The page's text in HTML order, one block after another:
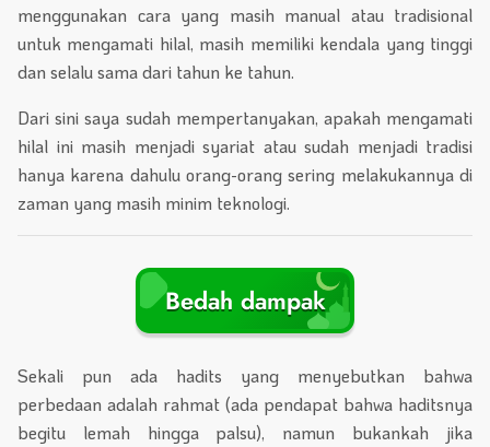
menggunakan cara yang masih manual atau tradisional
untuk mengamati hilal, masih memiliki kendala yang tinggi
dan selalu sama dari tahun ke tahun.
Dari sini saya sudah mempertanyakan, apakah mengamati
hilal ini masih menjadi syariat atau sudah menjadi tradisi
hanya karena dahulu orang-orang sering melakukannya di
zaman yang masih minim teknologi.
Bedah dampak
Sekali pun ada hadits yang menyebutkan bahwa
perbedaan adalah rahmat (ada pendapat bahwa haditsnya
begitu lemah hingga palsu), namun bukankah jika